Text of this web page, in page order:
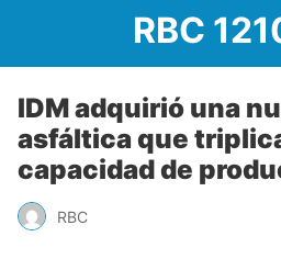
RBC
IDM adquirió una
asfáltica que
capacidad de
RBC